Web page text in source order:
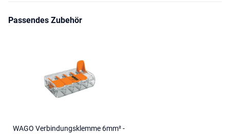
Passendes Zubehör
WAGO Verbindungsklemme 6mm² -